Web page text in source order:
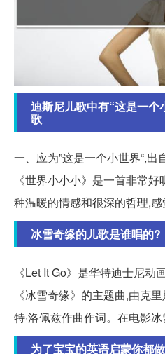
迪斯尼儿歌中有“这是一个
歌
一、应为”这是一个小世界“,出
《世界小小小》是一首非常
种温暖的情感和很深的哲理,感
冰雪奇缘的儿歌是谁唱的?
《Let It Go》是华特迪士尼
《冰雪奇缘》的主题曲,由克
特·洛佩兹作曲作词。在电影冰
为了宝宝的英语启蒙你都